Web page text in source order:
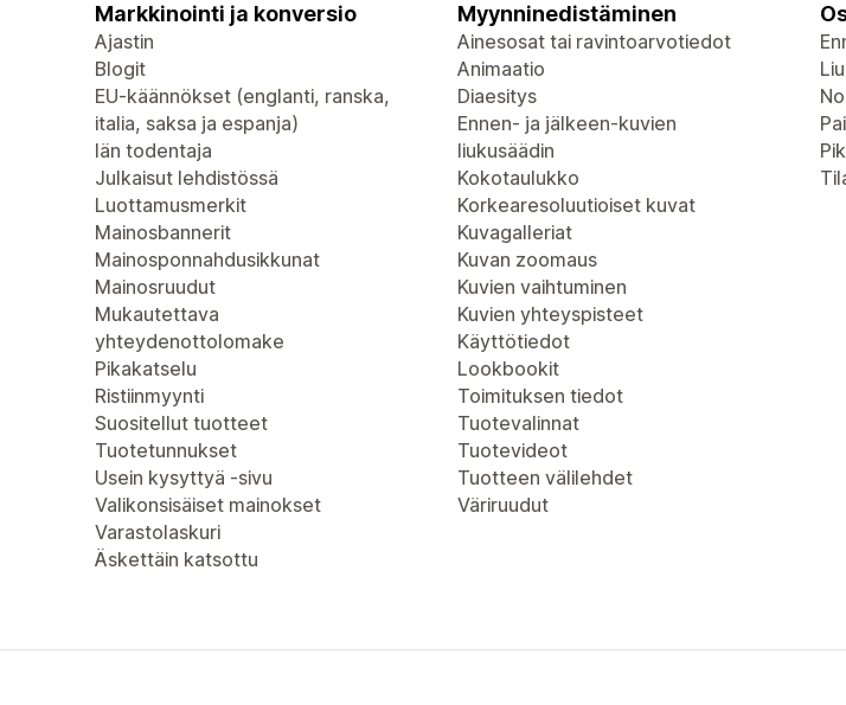
Markkinointi ja konversio
Ajastin
Blogit
EU-käännökset (englanti, ranska,
italia, saksa ja espanja)
Iän todentaja
Julkaisut lehdistössä
Luottamusmerkit
Mainosbannerit
Mainosponnahdusikkunat
Mainosruudut
Mukautettava
yhteydenottolomake
Pikakatselu
Ristiinmyynti
Suositellut tuotteet
Tuotetunnukset
Usein kysyttyä -sivu
Valikonsisäiset mainokset
Varastolaskuri
Äskettäin katsottu
Myynninedistäminen
Ainesosat tai ravintoarvotiedot
Animaatio
Diaesitys
Ennen- ja jälkeen-kuvien
liukusäädin
Kokotaulukko
Korkearesoluutioiset kuvat
Kuvagalleriat
Kuvan zoomaus
Kuvien vaihtuminen
Kuvien yhteyspisteet
Käyttötiedot
Lookbookit
Toimituksen tiedot
Tuotevalinnat
Tuotevideot
Tuotteen välilehdet
Väriruudut